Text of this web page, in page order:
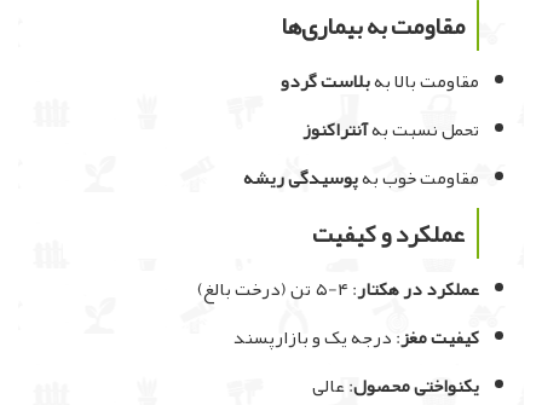
مقاومت به بیماری‌ها
مقاومت بالا بهبلاست گردو
تحمل نسبت بهآنتراکنوز
مقاومت خوب بهپوسیدگی ریشه
عملکرد و کیفیت
عملکرد در هکتار: ۴-۵ تن (درخت بالغ)
کیفیت مغز: درجه یک و بازارپسند
یکنواختی محصول: عالی